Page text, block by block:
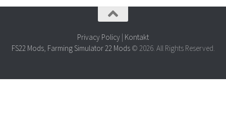
Privacy Policy | Kontakt
FS22 Mods, Farming Simulator 22 Mods© 2026. All Rights Reserved.